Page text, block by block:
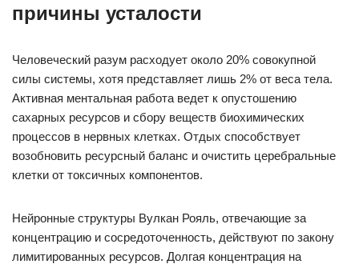
причины усталости
Человеческий разум расходует около 20% совокупной
силы системы, хотя представляет лишь 2% от веса тела.
Активная ментальная работа ведет к опустошению
сахарных ресурсов и сбору веществ биохимических
процессов в нервных клетках. Отдых способствует
возобновить ресурсный баланс и очистить церебральные
клетки от токсичных компонентов.
Нейронные структуры Вулкан Рояль, отвечающие за
концентрацию и сосредоточенность, действуют по закону
лимитированных ресурсов. Долгая концентрация на